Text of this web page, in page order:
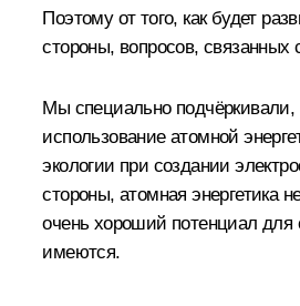
Поэтому от того, как будет
стороны, вопросов,
Мы специально подчёркивали,
использование атомной
экологии при создании
стороны, атомная энергетика
очень хороший потенциал для
имеются.